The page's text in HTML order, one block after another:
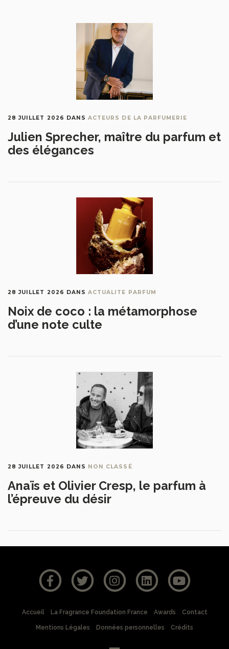
28 JUILLET 2026 DANSACTEURS DE LA PARFUMERIE
Julien Sprecher, maître du parfum et
des élégances
28 JUILLET 2026 DANSACTUALITE PARFUM
Noix de coco : la métamorphose
d’une note culte
28 JUILLET 2026 DANS NON CLASSÉ
Anaïs et Olivier Cresp, le parfum à
l’épreuve du désir
Accueil La Fragrance Foundation France Awards Contact
Mentions Légales Données personnelles Crédits